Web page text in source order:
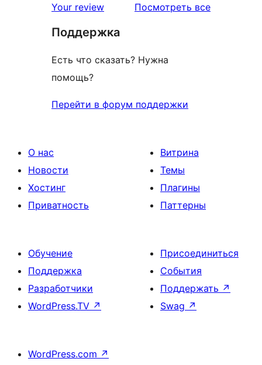
Your review Посмотреть всеотзывы
Поддержка
Есть что сказать? Нужна
помощь?
Перейти в форум поддержки
О нас
Новости
Хостинг
Приватность
Витрина
Темы
Плагины
Паттерны
Обучение
Поддержка
Разработчики
WordPress.TV ↗
Присоединиться
События
Поддержать ↗
Swag ↗
WordPress.com ↗